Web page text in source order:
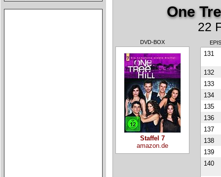
One
22
DVD-BOX
Staffel 7
amazon.de
131
132
133
134
135
136
137
138
139
140